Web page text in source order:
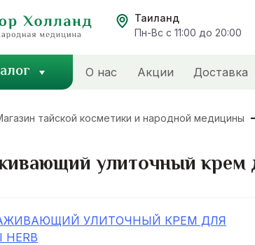
Таиланд
Пн-Вс с 11:00 до 20:00
О нас Акции Доставка
тайской косметики и народной медицины
улиточный крем